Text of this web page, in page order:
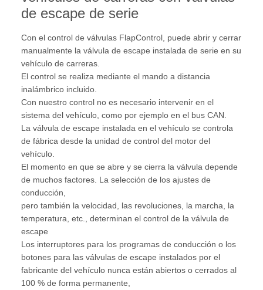
de escape de serie
Con el control de válvulas FlapControl, puede abrir y cerrar
manualmente la válvula de escape instalada de serie en su
vehículo de carreras.
El control se realiza mediante el mando a distancia
inalámbrico incluido.
Con nuestro control no es necesario intervenir en el
sistema del vehículo, como por ejemplo en el bus CAN.
La válvula de escape instalada en el vehículo se controla
de fábrica desde la unidad de control del motor del
vehículo.
El momento en que se abre y se cierra la válvula depende
de muchos factores. La selección de los ajustes de
conducción,
pero también la velocidad, las revoluciones, la marcha, la
temperatura, etc., determinan el control de la válvula de
escape
Los interruptores para los programas de conducción o los
botones para las válvulas de escape instalados por el
fabricante del vehículo nunca están abiertos o cerrados al
100 % de forma permanente,